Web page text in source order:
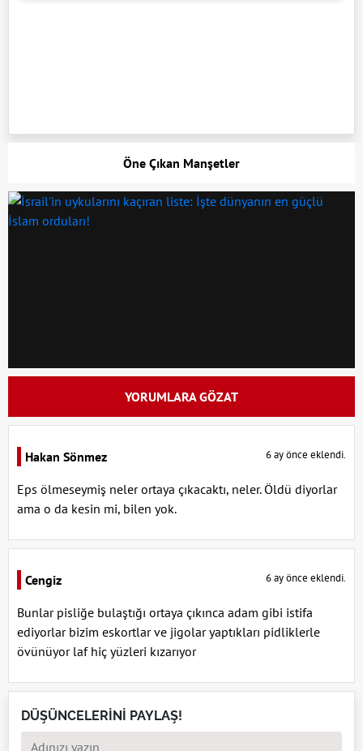
Öne Çıkan Manşetler
YORUMLARA GÖZAT
Hakan Sönmez 6 ay önce eklendi.
Eps ölmeseymiş neler ortaya çıkacaktı, neler. Öldü diyorlar
ama o da kesin mi, bilen yok.
Cengiz 6 ay önce eklendi.
Bunlar pisliğe bulaştığı ortaya çıkınca adam gibi istifa
ediyorlar bizim eskortlar ve jigolar yaptıkları pidliklerle
övünüyor laf hiç yüzleri kızarıyor
DÜŞÜNCELERİNİ PAYLAŞ!